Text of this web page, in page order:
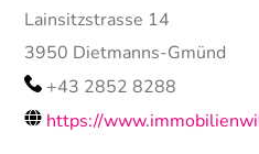
Lainsitzstrasse 14
3950 Dietmanns-Gmünd
+43 2852 8288
https://